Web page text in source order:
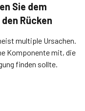
Sie dem
Rücken
multiple Ursachen.
Komponente mit, die
finden sollte.